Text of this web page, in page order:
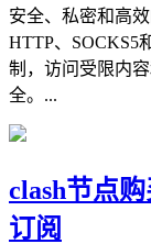
安全、私密和高
HTTP、SOCKS5
制，访问受限内
全。...
clash节点
订阅